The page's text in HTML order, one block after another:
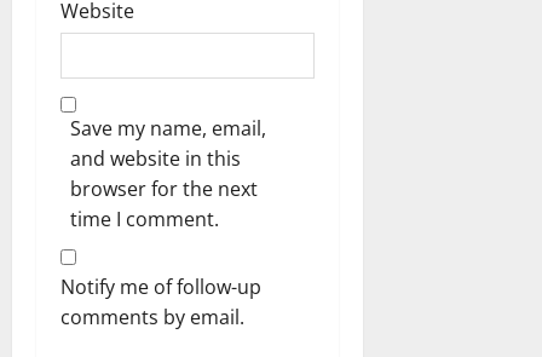
Website
Save my name, email,
and website in this
browser for the next
time I comment.
Notify me of follow-up
comments by email.